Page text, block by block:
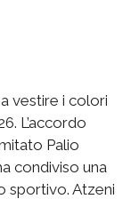
vestire i colori
L’accordo
Palio
condiviso una
sportivo. Atzeni